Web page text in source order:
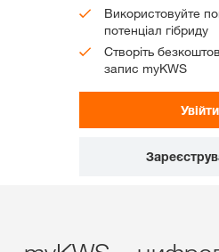
Використовуйте
потенціал гібриду
Створіть
запис myKWS
Увійти